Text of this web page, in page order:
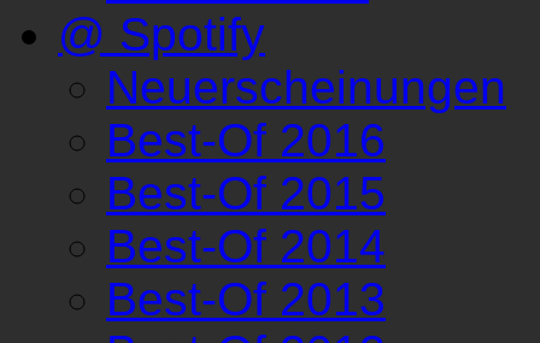
@ Spotify
Neuerscheinungen
Best-Of 2016
Best-Of 2015
Best-Of 2014
Best-Of 2013